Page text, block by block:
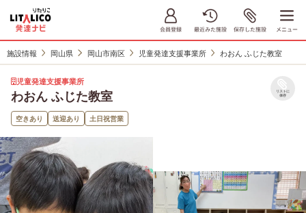
施設情報 岡山県 岡山市南区 児童発達支援事業所 わおん ふじた教室
児童発達支援事業所
わおん ふじた教室 リストに
保存
空きあり 送迎あり 土日祝営業